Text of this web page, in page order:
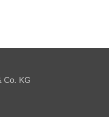
Co. KG